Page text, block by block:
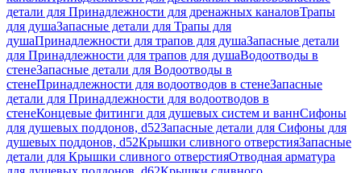
детали для Принадлежности для дренажных каналовТрапы
для душаЗапасные детали для Трапы для
душаПринадлежности для трапов для душаЗапасные детали
для Принадлежности для трапов для душаВодоотводы в
стенеЗапасные детали для Водоотводы в
стенеПринадлежности для водоотводов в стенеЗапасные
детали для Принадлежности для водоотводов в
стенеКонцевые фитинги для душевых систем и ваннСифоны
для душевых поддонов, d52Запасные детали для Сифоны для
душевых поддонов, d52Крышки сливного отверстияЗапасные
детали для Крышки сливного отверстияОтводная арматура